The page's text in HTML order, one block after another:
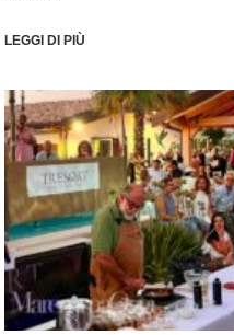
LEGGI DI PIÙ